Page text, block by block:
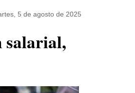
5 de agosto de 2025
salarial,